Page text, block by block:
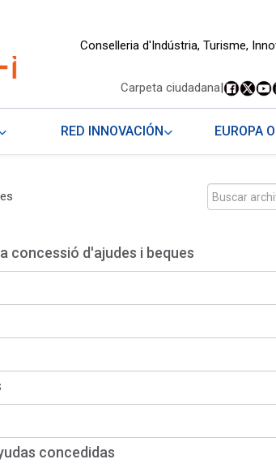
Conselleria d'Indústria, Turisme,
Carpeta ciudadana|
RED INNOVACIÓN EUROPA
concessió d'ajudes i beques
concedidas